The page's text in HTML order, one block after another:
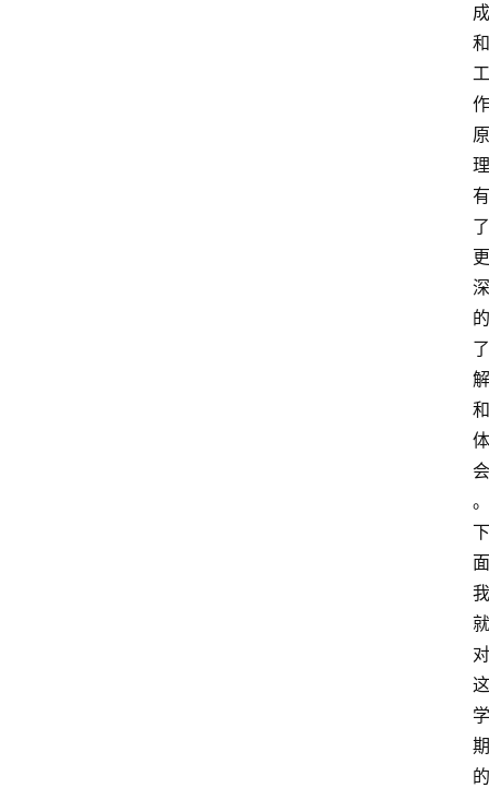
成
和
工
作
原
理
有
了
更
深
的
了
解
和
体
会
。
下
面
我
就
对
这
学
期
的